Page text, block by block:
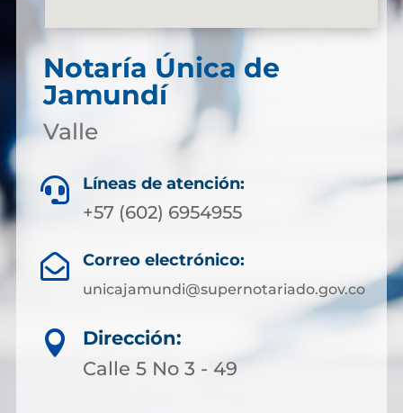
Notaría Única de
Jamundí
Valle
 Líneas de atención:
+57 (602) 6954955
 Correo electrónico:
unicajamundi@supernotariado.gov.co

Dirección:
Calle 5 No 3 - 49